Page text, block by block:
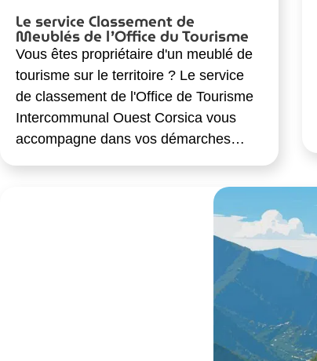
Le service Classement de
Meublés de l’Office du Tourisme
Vous êtes propriétaire d'un meublé de
tourisme sur le territoire ? Le service
de classement de l'Office de Tourisme
Intercommunal Ouest Corsica vous
accompagne dans vos démarches…